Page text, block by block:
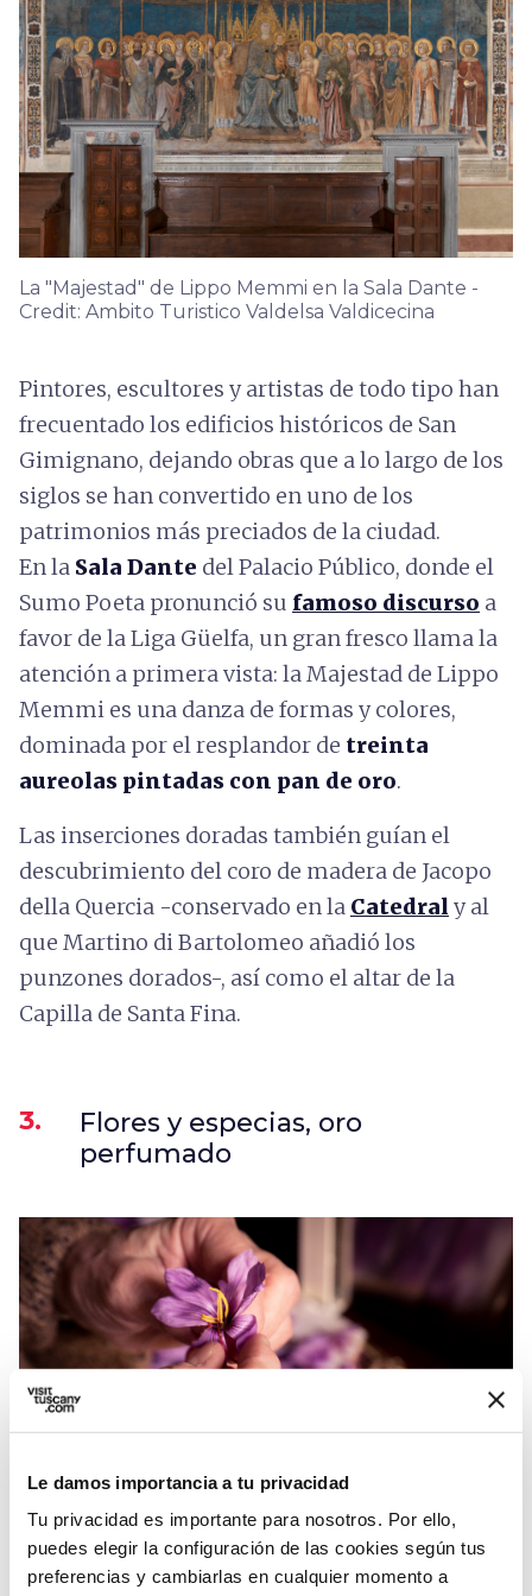
Le damos importancia a tu privacidad
Tu privacidad es importante para nosotros. Por ello,
puedes elegir la configuración de las cookies según tus
preferencias y cambiarlas en cualquier momento a
La "Majestad" de Lippo Memmi en la Sala Dante -
Credit: Ambito Turistico Valdelsa Valdicecina
Pintores, escultores y artistas de todo tipo han
frecuentado los edificios históricos de San
Gimignano, dejando obras que a lo largo de los
siglos se han convertido en uno de los
patrimonios más preciados de la ciudad.
En la Sala Dante del Palacio Público, donde el
Sumo Poeta pronunció su famoso discurso a
favor de la Liga Güelfa, un gran fresco llama la
atención a primera vista: la Majestad de Lippo
Memmi es una danza de formas y colores,
dominada por el resplandor de treinta
aureolas pintadas con pan de oro.
Las inserciones doradas también guían el
descubrimiento del coro de madera de Jacopo
della Quercia -conservado en la Catedral y al
que Martino di Bartolomeo añadió los
punzones dorados-, así como el altar de la
Capilla de Santa Fina.
3.
Flores y especias, oro
perfumado
Flor de Azafrán - Credit: Ambito Turistico Valdelsa
Valdicecina